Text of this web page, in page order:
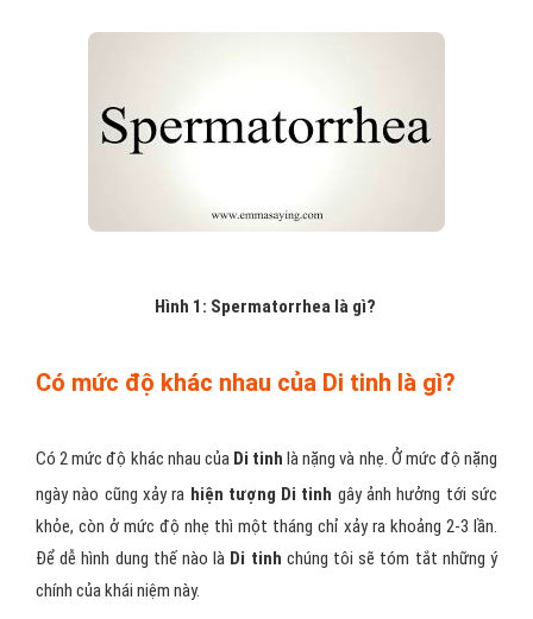
Hình 1: Spermatorrhea là gì?
Có mức độ khác nhau của Di tinh là gì?
Có 2 mức độ khác nhau của Di tinh là nặng và nhẹ. Ở mức độ nặng
ngày nào cũng xảy ra hiện tượng Di tinh gây ảnh hưởng tới sức
khỏe, còn ở mức độ nhẹ thì một tháng chỉ xảy ra khoảng 2-3 lần.
Để dễ hình dung thế nào là Di tinh chúng tôi sẽ tóm tắt những ý
chính của khái niệm này.